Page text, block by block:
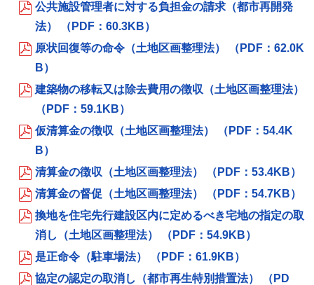
公共施設管理者に対する負担金の請求（都市再開発
法） （PDF：60.3KB）
原状回復等の命令（土地区画整理法） （PDF：62.0K
B）
建築物の移転又は除去費用の徴収（土地区画整理法）
（PDF：59.1KB）
仮清算金の徴収（土地区画整理法） （PDF：54.4K
B）
清算金の徴収（土地区画整理法） （PDF：53.4KB）
清算金の督促（土地区画整理法） （PDF：54.7KB）
換地を住宅先行建設区内に定めるべき宅地の指定の取
消し（土地区画整理法） （PDF：54.9KB）
是正命令（駐車場法） （PDF：61.9KB）
協定の認定の取消し（都市再生特別措置法） （PD